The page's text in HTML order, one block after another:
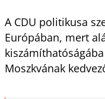
A CDU politikusa
Európában, mert
Moszkvának